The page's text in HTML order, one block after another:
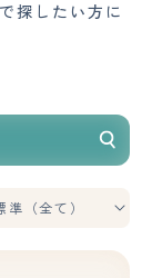
探したい方に